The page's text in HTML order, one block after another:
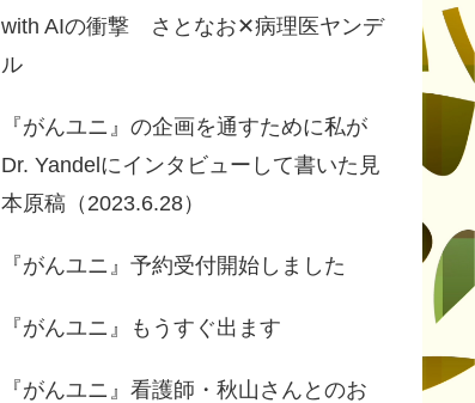
with AIの衝撃 さとなお✕病理医ヤンデ
ル
『がんユニ』の企画を通すために私が
Dr. Yandelにインタビューして書いた見
本原稿（2023.6.28）
『がんユニ』予約受付開始しました
『がんユニ』もうすぐ出ます
『がんユニ』看護師・秋山さんとのお